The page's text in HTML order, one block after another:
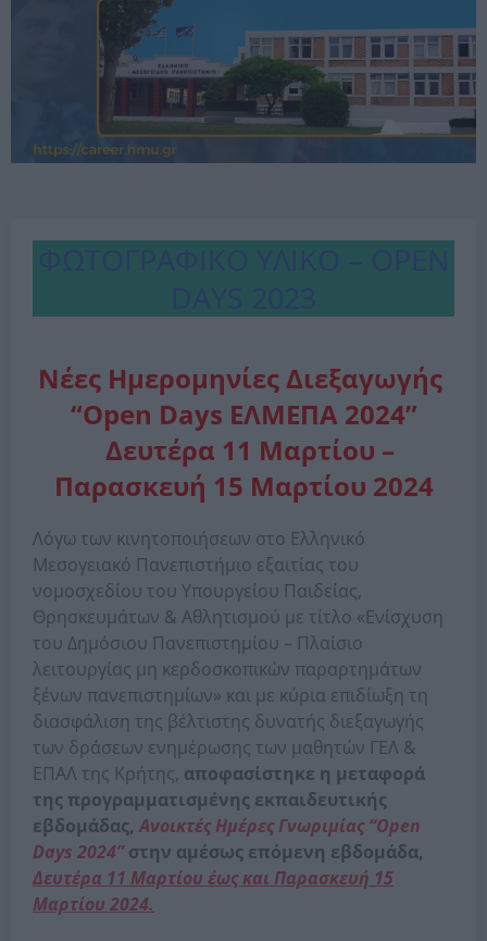
Νέες Ημερομηνίες Διεξαγωγής
“Open Days ΕΛΜΕΠΑ 2024”
Δευτέρα 11 Μαρτίου –
Παρασκευή 15 Μαρτίου 2024
Λόγω των κινητοποιήσεων στο Ελληνικό
Μεσογειακό Πανεπιστήμιο εξαιτίας του
νομοσχεδίου του Υπουργείου Παιδείας,
Θρησκευμάτων & Αθλητισμού με τίτλο «Ενίσχυση
του Δημόσιου Πανεπιστημίου – Πλαίσιο
λειτουργίας μη κερδοσκοπικών παραρτημάτων
ξένων πανεπιστημίων» και με κύρια επιδίωξη τη
διασφάλιση της βέλτιστης δυνατής διεξαγωγής
των δράσεων ενημέρωσης των μαθητών ΓΕΛ &
ΕΠΑΛ της Κρήτης, αποφασίστηκε η μεταφορά
της προγραμματισμένης εκπαιδευτικής
εβδομάδας,Ανοικτές Ημέρες Γνωριμίας “Open
Days 2024”στην αμέσως επόμενη εβδομάδα,
Δευτέρα 11 Μαρτίου έως και Παρασκευή 15
Μαρτίου 2024.